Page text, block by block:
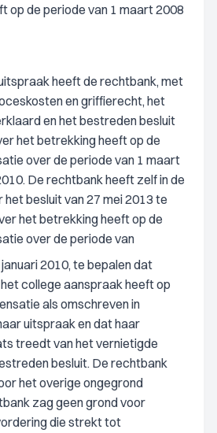
op de periode van 1 maart 2008
heeft de rechtbank, met
en griffierecht, het
en het bestreden besluit
het betrekking heeft op de
over de periode van 1 maart
De rechtbank heeft zelf in de
besluit van 27 mei 2013 te
het betrekking heeft op de
over de periode van
2010, te bepalen dat
college aanspraak heeft op
als omschreven in
uitspraak en dat haar
treedt van het vernietigde
besluit. De rechtbank
het overige ongegrond
zag geen grond voor
die strekt tot